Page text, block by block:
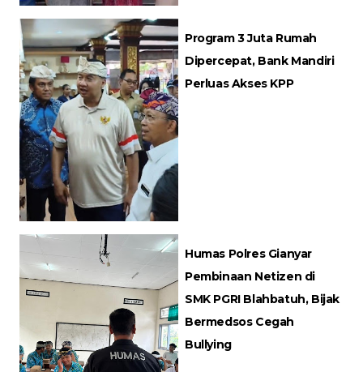
Program 3 Juta Rumah
Dipercepat, Bank Mandiri
Perluas Akses KPP
Humas Polres Gianyar
Pembinaan Netizen di
SMK PGRI Blahbatuh, Bijak
Bermedsos Cegah
Bullying